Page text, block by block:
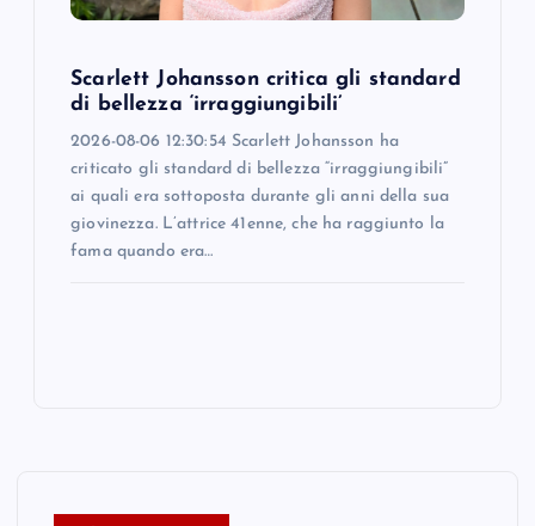
Scarlett Johansson critica gli standard
di bellezza ‘irraggiungibili’
2026-08-06 12:30:54 Scarlett Johansson ha
criticato gli standard di bellezza “irraggiungibili”
ai quali era sottoposta durante gli anni della sua
giovinezza. L’attrice 41enne, che ha raggiunto la
fama quando era…